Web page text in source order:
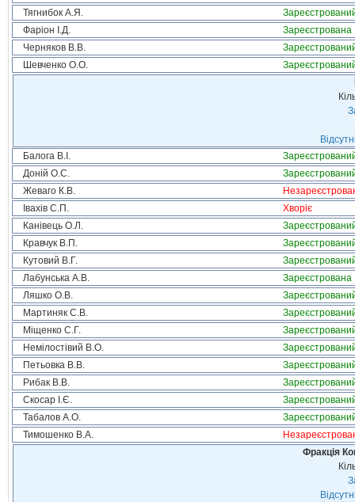
Тягнибок А.Я.
Фаріон І.Д.
Зареєстрована
Черняков В.В.
Шевченко О.О.
Балога В.І.
Доній О.С.
Жеваго К.В.
Івахів С.П.
Хворіє
Канівець О.Л.
Кравчук В.П.
Кутовий В.Г.
Лабунська А.В.
Зареєстрована
Ляшко О.В.
Мартиняк С.В.
Міщенко С.Г.
Немілостівий В.О.
Петьовка В.В.
Рибак В.В.
Скосар І.Є.
Табалов А.О.
Тимошенко В.А.
Фракція